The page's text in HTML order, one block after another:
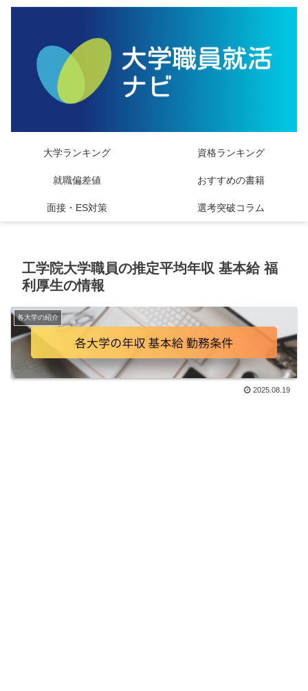
大学ランキング 資格ランキング
就職偏差値 おすすめの書籍
面接・ES対策 選考突破コラム
工学院大学職員の推定平均年収 基本給 福
利厚生の情報
各大学の紹介
2025.08.19